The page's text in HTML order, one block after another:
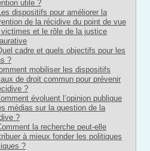
utile ?
dispositifs pour améliorer la
de la récidive du point de vue
et le rôle de la justice
cadre et quels objectifs pour les
?
mobiliser les dispositifs
de droit commun pour prévenir
?
évoluent l’opinion publique
médias sur la question de la
?
la recherche peut-elle
à mieux fonder les politiques
?